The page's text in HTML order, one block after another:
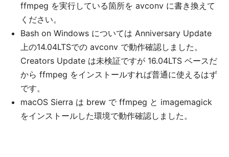
ffmpeg を実行している箇所を avconv に書き換えて
ください。
Bash on Windows については Anniversary Update
上の14.04LTSでの avconv で動作確認しました。
Creators Update は未検証ですが 16.04LTS ベースだ
から ffmpeg をインストールすれば普通に使えるはず
です。
macOS Sierra は brew で ffmpeg と imagemagick
をインストールした環境で動作確認しました。